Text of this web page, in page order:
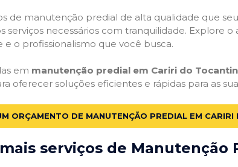
de manutenção predial de alta qualidade que
serviços necessários com tranquilidade. Explore
o profissionalismo que você busca.
em manutenção predial em Cariri do
oferecer soluções eficientes e rápidas para as
ORÇAMENTO DE MANUTENÇÃO PREDIAL EM
serviços de Manutenção